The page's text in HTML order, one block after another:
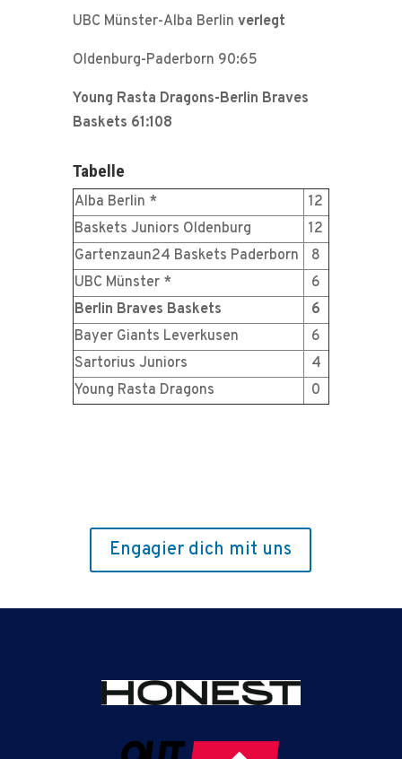
UBC Münster-Alba Berlin verlegt
Oldenburg-Paderborn 90:65
Young Rasta Dragons-Berlin Braves
Baskets 61:108
Tabelle
Alba Berlin *
12
Baskets Juniors Oldenburg
12
Gartenzaun24 Baskets Paderborn
8
UBC Münster *
6
Berlin Braves Baskets
6
Bayer Giants Leverkusen
6
Sartorius Juniors
4
Young Rasta Dragons
0
Engagier dich mit uns